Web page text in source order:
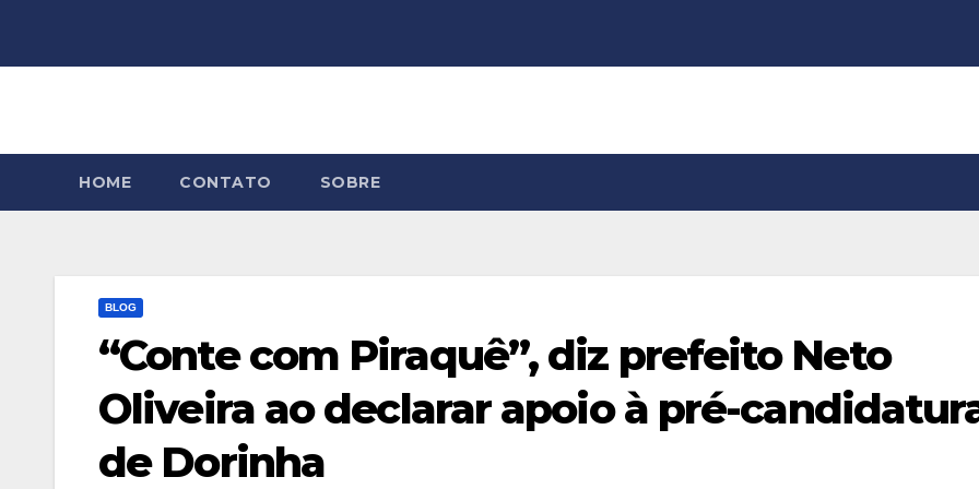
HOME CONTATO SOBRE
BLOG
“Conte com Piraquê”, diz prefeito Neto
Oliveira ao declarar apoio à pré-
de Dorinha